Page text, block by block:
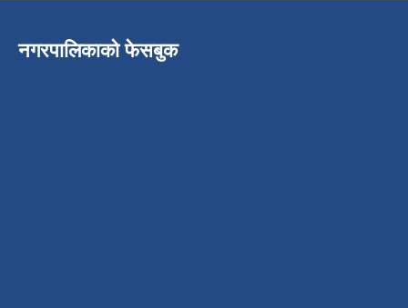
नगरपालिकाको फेसबुक